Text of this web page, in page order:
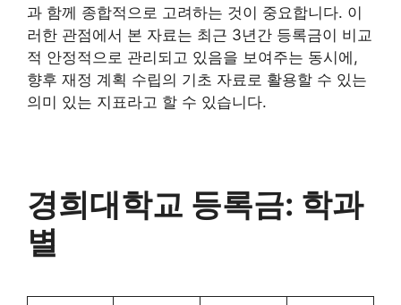
과 함께 종합적으로 고려하는 것이 중요합니다. 이
러한 관점에서 본 자료는 최근 3년간 등록금이 비교
적 안정적으로 관리되고 있음을 보여주는 동시에,
향후 재정 계획 수립의 기초 자료로 활용할 수 있는
의미 있는 지표라고 할 수 있습니다.
경희대학교 등록금: 학과
별